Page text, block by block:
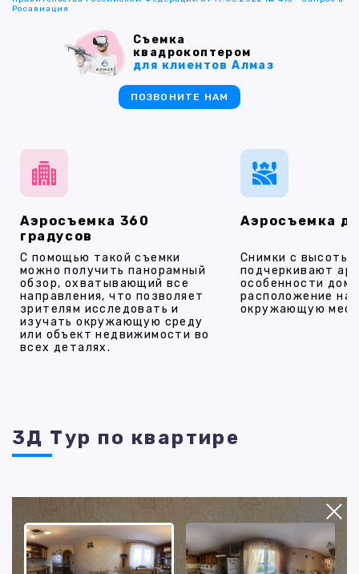
Аэросъемка 360
градусов
С помощью такой съемки
можно получить панорамный
обзор, охватывающий все
направления, что позволяет
зрителям исследовать и
изучать окружающую среду
или объект недвижимости во
всех деталях.
Аэросъемка
Снимки с высоты
подчеркивают
особенности
расположение на
окружающую
Росавиация
Съемка
квадрокоптером
для клиентов Алмаз
ПОЗВОНИТЕ НАМ
3Д Тур по квартире